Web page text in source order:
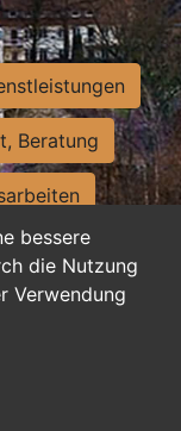
bessere
die Nutzung
Verwendung
Beratung